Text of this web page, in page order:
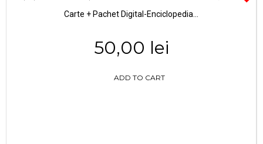
Carte + Pachet Digital-Enciclopedia...
50,00 lei
ADD TO CART